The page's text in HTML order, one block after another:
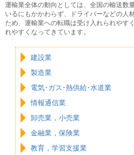
運輸業全体の動向としては、全国の輸送数
いるにもかかわらず、ドライバーなどの人
ため、運輸業への転職は受け入れられやす
れやすくなってきています。
建設業
製造業
電気･ガス･熱供給･水道業
情報通信業
卸売業，小売業
金融業，保険業
教育，学習支援業